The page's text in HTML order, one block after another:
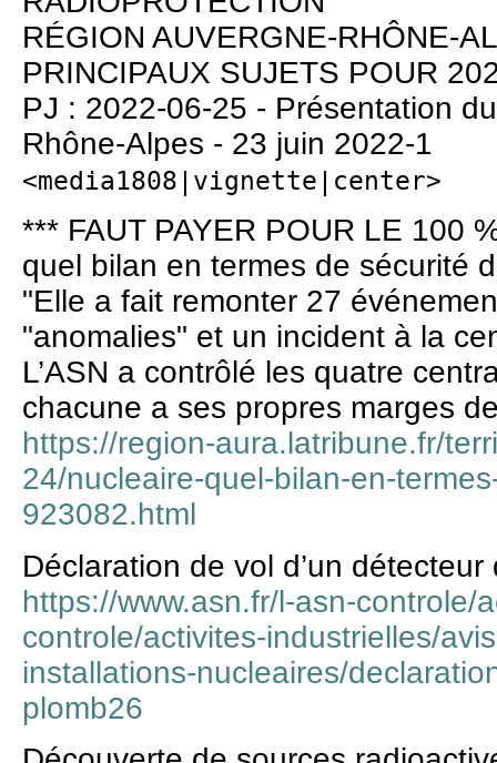
RÉGION AUVERGNE-RHÔNE-
PRINCIPAUX SUJETS POUR
PJ : 2022-06-25 - Présentation
Rhône-Alpes - 23 juin 2022-1
<media1808|vignette|center>
*** FAUT PAYER POUR LE 100
quel bilan en termes de sécurité
"Elle a fait remonter 27
"anomalies" et un incident à la
L’ASN a contrôlé les quatre
chacune a ses propres marges
https://region-aura.latribune.fr/
24/nucleaire-quel-bilan-en-
923082.html
Déclaration de vol d’un détecteur
https://www.asn.fr/l-asn-controle/
controle/activites-industrielles/
installations-nucleaires/
plomb26